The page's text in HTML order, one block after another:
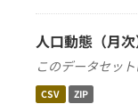
人口動態（月
このデータセッ
CSV ZIP